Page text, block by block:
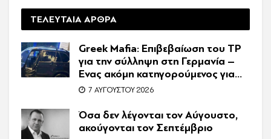
ΤΕΛΕΥΤΑΙΑ ΑΡΘΡΑ
Greek Mafia: Επιβεβαίωση τoυ ΤP
για την σύλληψη στη Γερμανία –
Ένας ακόμη κατηγορούμενος για
τον θάνατο του Ζαμπούνη
7 ΑΥΓΟΎΣΤΟΥ 2026
Όσα δεν λέγονται τον Αύγουστο,
ακούγονται τον Σεπτέμβριο